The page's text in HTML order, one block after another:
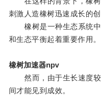
刺激人造橡树迅速成长的创
橡树是一种生态系统中
和生态平衡起着重要作用。
橡树加速器npv
然而，由于生长速度较
间才能见到成效。